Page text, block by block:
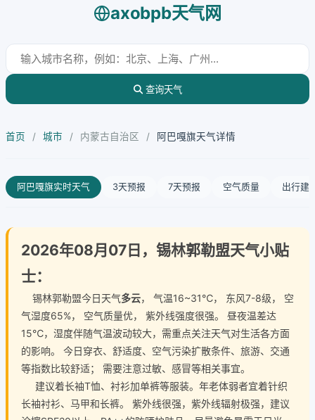
axobpb天气网
查询天气
首页 / 城市 / 内蒙古自治区 / 阿巴嘎旗天气详情
阿巴嘎旗实时天气 3天预报 7天预报 空气质量 出行建
2026年08月07日，锡林郭勒盟天气小贴
士：
锡林郭勒盟今日天气多云， 气温16~31℃， 东风7-8级， 空
气湿度65%， 空气质量优， 紫外线强度很强。 昼夜温差达
15℃，湿度伴随气温波动较大，需重点关注天气对生活各方面
的影响。 今日穿衣、舒适度、空气污染扩散条件、旅游、交通
等指数比较舒适； 需要注意过敏、感冒等相关事宜。
建议着长袖T恤、衬衫加单裤等服装。年老体弱者宜着针织
长袖衬衫、马甲和长裤。 紫外线很强，紫外线辐射极强，建议